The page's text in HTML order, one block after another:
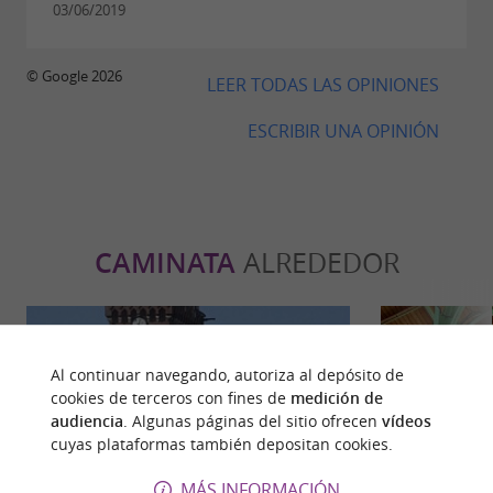
03/06/2019
LEER TODAS LAS OPINIONES
ESCRIBIR UNA OPINIÓN
© Google 2026
CAMINATAALREDEDOR
Al continuar navegando, autoriza al depósito de
cookies de terceros con fines de medición de
audiencia . Algunas páginas del sitio ofrecen vídeos
cuyas plataformas también depositan cookies.